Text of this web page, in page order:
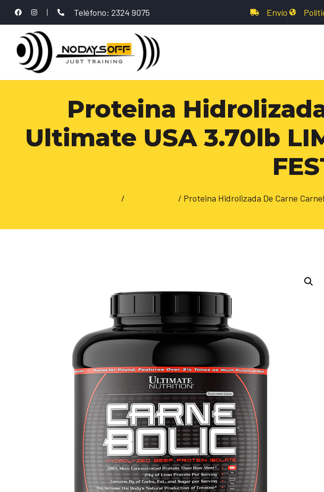
Teléfono: 2324 9075 Envío
Proteina
Ultimate USA 3.70lb
/ / Proteina Hidrolizada De Carne